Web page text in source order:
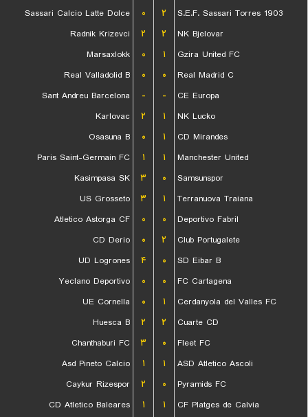
Sassari Calcio Latte Dolce
۰ ۲
S.E.F. Sassari Torres 1903
Radnik Krizevci
۲ ۲
NK Bjelovar
Marsaxlokk
۰ ۱
Gzira United FC
Real Valladolid B
۰ ۰
Real Madrid C
Sant Andreu Barcelona
- -
CE Europa
Karlovac
۲ ۱
NK Lucko
Osasuna B
۰ ۱
CD Mirandes
Paris Saint-Germain FC
۱ ۱
Manchester United
Kasimpasa SK
۳ ۰
Samsunspor
US Grosseto
۳ ۱
Terranuova Traiana
Atletico Astorga CF
۰ ۰
Deportivo Fabril
CD Derio
۰ ۲
Club Portugalete
UD Logrones
۴ ۰
SD Eibar B
Yeclano Deportivo
۰ ۰
FC Cartagena
UE Cornella
۰ ۱
Cerdanyola del Valles FC
Huesca B
۲ ۲
Cuarte CD
Chanthaburi FC
۳ ۰
Fleet FC
Asd Pineto Calcio
۱ ۱
ASD Atletico Ascoli
Caykur Rizespor
۲ ۰
Pyramids FC
CD Atletico Baleares
۱ ۱ CF Platges de Calvia